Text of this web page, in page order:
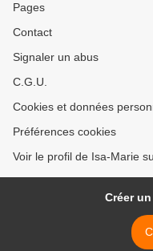
Pages
Contact
Signaler un abus
C.G.U.
Cookies et données
Préférences cookies
Voir le profil de Isa-Marie
Créer